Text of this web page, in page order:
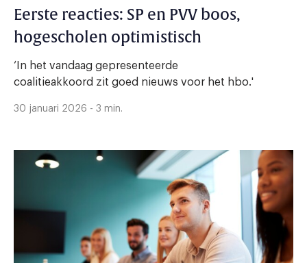
Eerste reacties: SP en PVV boos,
hogescholen optimistisch
‘In het vandaag gepresenteerde
coalitieakkoord zit goed nieuws voor het hbo.'
30 januari 2026 - 3 min.